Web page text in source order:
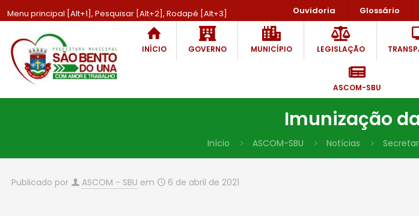
Menu principal [Alt+1], Pesquisar [Alt+2], Rodapé [Alt+3] Ouvidoria Glossário
INÍCIO GOVERNO MUNICÍPIO LEGISLAÇÃO
ASCOM-SBU
Imunização
Início ASCOM-SBU Notícias
Publicado por ASCOM - SBU em 6 de abril de 2021